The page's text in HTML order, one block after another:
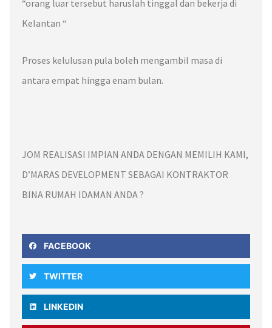
“orang luar tersebut haruslah tinggal dan bekerja di
Kelantan “
Proses kelulusan pula boleh mengambil masa di
antara empat hingga enam bulan.
JOM REALISASI IMPIAN ANDA DENGAN MEMILIH KAMI,
D’MARAS DEVELOPMENT SEBAGAI KONTRAKTOR
BINA RUMAH IDAMAN ANDA ?
FACEBOOK
TWITTER
LINKEDIN